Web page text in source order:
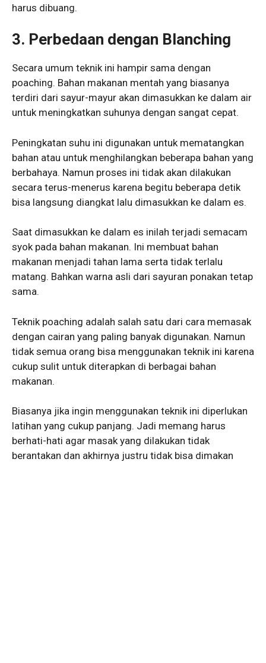
harus dibuang.
3. Perbedaan dengan Blanching
Secara umum teknik ini hampir sama dengan
poaching. Bahan makanan mentah yang biasanya
terdiri dari sayur-mayur akan dimasukkan ke dalam air
untuk meningkatkan suhunya dengan sangat cepat.
Peningkatan suhu ini digunakan untuk mematangkan
bahan atau untuk menghilangkan beberapa bahan yang
berbahaya. Namun proses ini tidak akan dilakukan
secara terus-menerus karena begitu beberapa detik
bisa langsung diangkat lalu dimasukkan ke dalam es.
Saat dimasukkan ke dalam es inilah terjadi semacam
syok pada bahan makanan. Ini membuat bahan
makanan menjadi tahan lama serta tidak terlalu
matang. Bahkan warna asli dari sayuran ponakan tetap
sama.
Teknik poaching adalah salah satu dari cara memasak
dengan cairan yang paling banyak digunakan. Namun
tidak semua orang bisa menggunakan teknik ini karena
cukup sulit untuk diterapkan di berbagai bahan
makanan.
Biasanya jika ingin menggunakan teknik ini diperlukan
latihan yang cukup panjang. Jadi memang harus
berhati-hati agar masak yang dilakukan tidak
berantakan dan akhirnya justru tidak bisa dimakan